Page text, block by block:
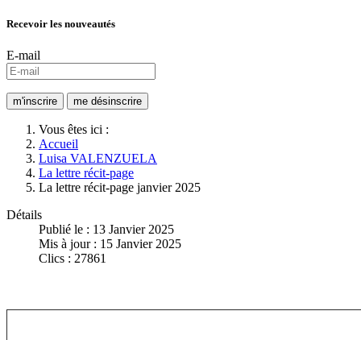
Recevoir les nouveautés
E-mail
Vous êtes ici :
Accueil
Luisa VALENZUELA
La lettre récit-page
La lettre récit-page janvier 2025
Détails
Publié le : 13 Janvier 2025
Mis à jour : 15 Janvier 2025
Clics : 27861